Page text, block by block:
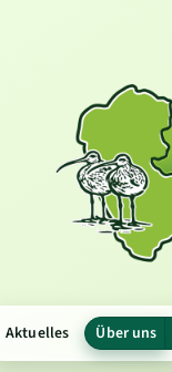
Aktuelles Über uns